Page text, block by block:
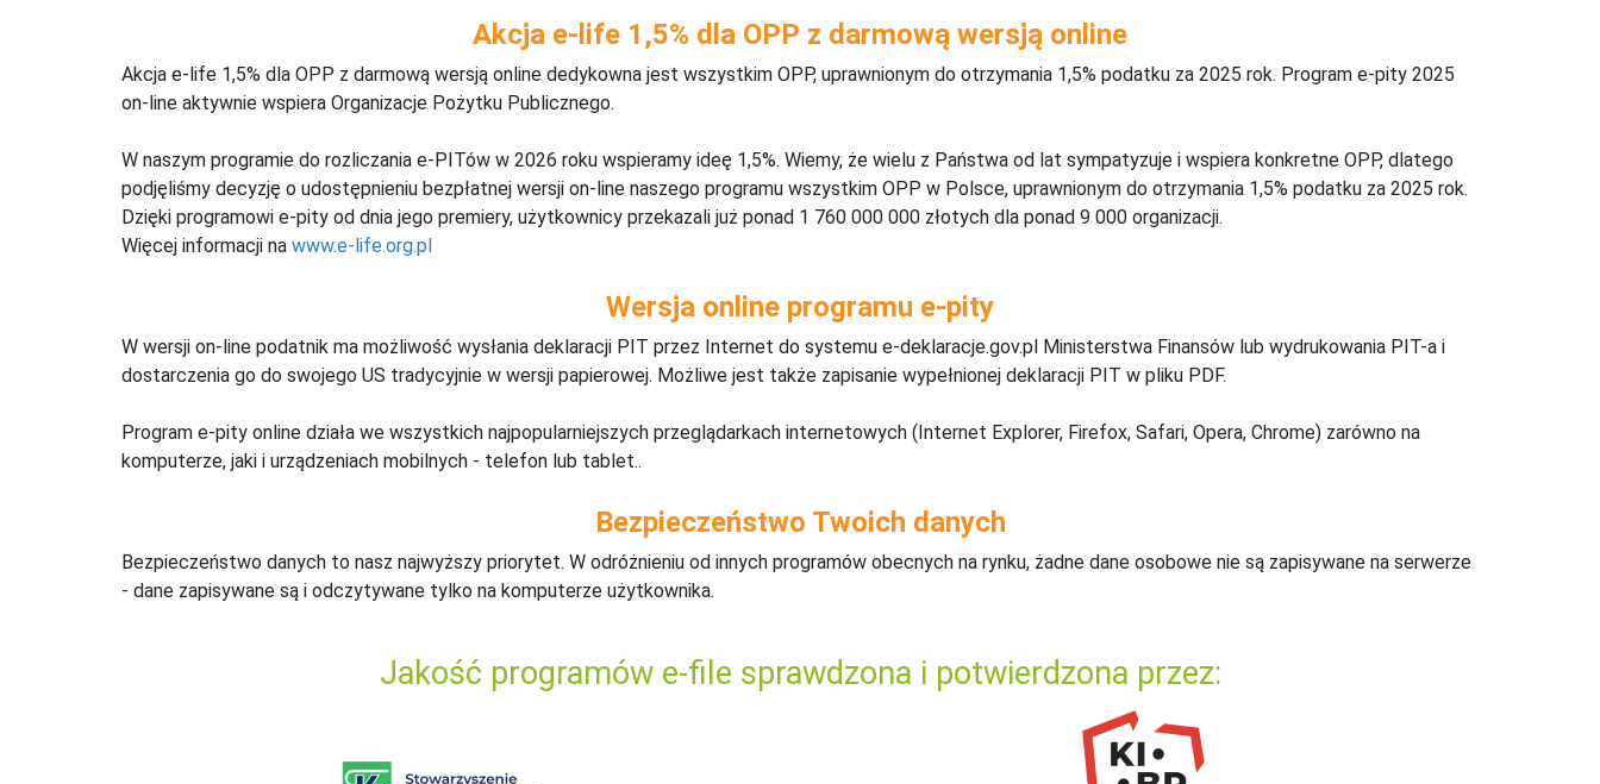
Akcja e-life 1,5% dla OPP z darmową wersją online
Akcja e-life 1,5% dla OPP z darmową wersją online dedykowna jest wszystkim OPP, uprawnionym do otrzymania 1,5% podatku za 2025 rok. Program e-pity 2025
on-line aktywnie wspiera Organizacje Pożytku Publicznego.
W naszym programie do rozliczania e-PITów w 2026 roku wspieramy ideę 1,5%. Wiemy, że wielu z Państwa od lat sympatyzuje i wspiera konkretne OPP, dlatego
podjęliśmy decyzję o udostępnieniu bezpłatnej wersji on-line naszego programu wszystkim OPP w Polsce, uprawnionym do otrzymania 1,5% podatku za 2025 rok.
Dzięki programowi e-pity od dnia jego premiery, użytkownicy przekazali już ponad 1 760 000 000 złotych dla ponad 9 000 organizacji.
Więcej informacji na www.e-life.org.pl
Wersja online programu e-pity
W wersji on-line podatnik ma możliwość wysłania deklaracji PIT przez Internet do systemu e-deklaracje.gov.pl Ministerstwa Finansów lub wydrukowania PIT-a i
dostarczenia go do swojego US tradycyjnie w wersji papierowej. Możliwe jest także zapisanie wypełnionej deklaracji PIT w pliku PDF.
Program e-pity online działa we wszystkich najpopularniejszych przeglądarkach internetowych (Internet Explorer, Firefox, Safari, Opera, Chrome) zarówno na
komputerze, jaki i urządzeniach mobilnych - telefon lub tablet..
Bezpieczeństwo Twoich danych
Bezpieczeństwo danych to nasz najwyższy priorytet. W odróżnieniu od innych programów obecnych na rynku, żadne dane osobowe nie są zapisywane na serwerze
- dane zapisywane są i odczytywane tylko na komputerze użytkownika.
Jakość programów e-file sprawdzona i potwierdzona przez: